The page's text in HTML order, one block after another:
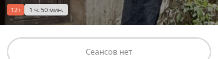
12+ 1 ч. 50 мин.
Сеансов нет